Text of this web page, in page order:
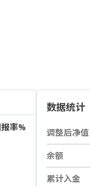
率%
数据统计
调整后净值
余额
累计入金